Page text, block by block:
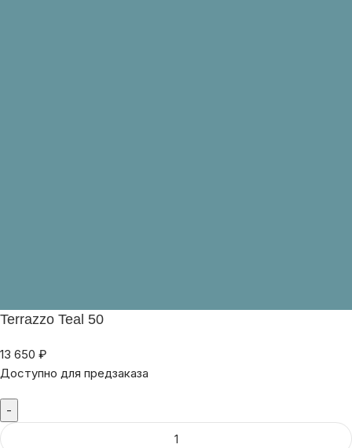
Terrazzo Teal 50
13 650 ₽
Доступно для предзаказа